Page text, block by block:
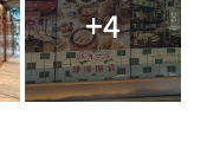
+4